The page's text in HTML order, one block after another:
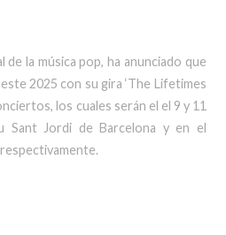
la música pop, ha anunciado que
2025 con su gira ‘The Lifetimes
los cuales serán el el 9 y 11
Sant Jordi de Barcelona y en el